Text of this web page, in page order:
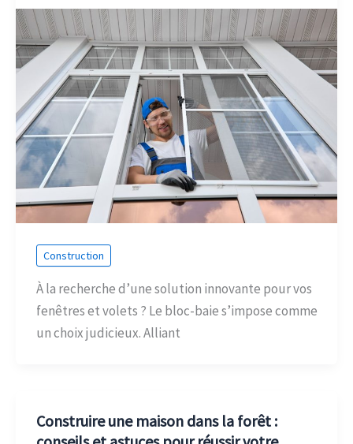
Construction
À la recherche d’une solution innovante pour vos
fenêtres et volets ? Le bloc-baie s’impose comme
un choix judicieux. Alliant
Construire une maison dans la forêt :